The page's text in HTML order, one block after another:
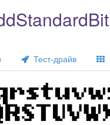
Тест-драйв